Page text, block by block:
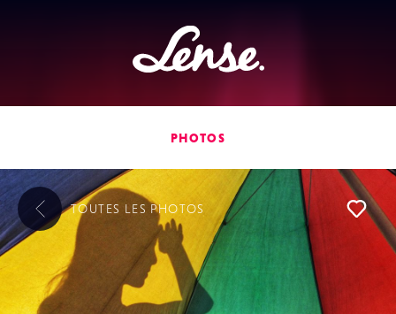
Lense
PHOTOS
TOUTES LES PHOTOS